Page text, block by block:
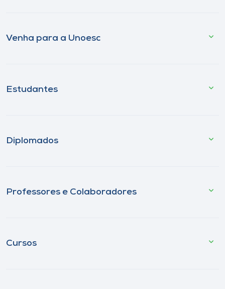
Venha para a Unoesc
Estudantes
Diplomados
Professores e Colaboradores
Cursos